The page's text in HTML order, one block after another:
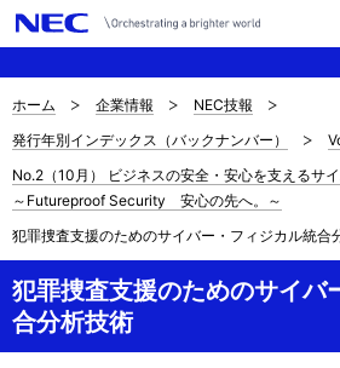
ナ
ビ
ゲ
ー
シ
ョ
ン
サ
イ
ト
内
の
現
ホーム 企業情報
NEC技報
発行年別インデックス（バックナンバー）
No.2（10月） ビジネスの安全・安心を支えるサ
～Futureproof Security 安心の先へ。～
犯罪捜査支援のためのサイバー・フィジカル統合
犯罪捜査支援のためのサイバ
合分析技術